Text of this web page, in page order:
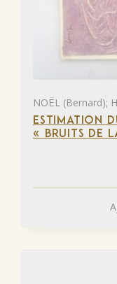
NOËL (Bernard);
ESTIMATION
« BRUITS DE